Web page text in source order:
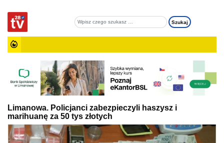
Limanowa. Policjanci zabezpieczyli haszysz i
marihuanę za 50 tys złotych